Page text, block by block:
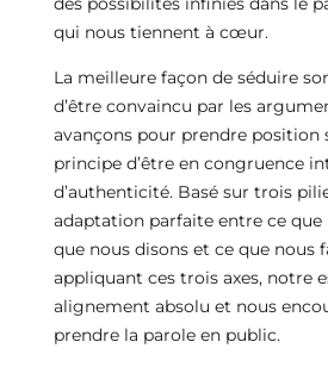
qui nous tiennent à cœur.
La meilleure façon de séduire
d’être convaincu par les
avançons pour prendre position
principe d’être en congruence
d’authenticité. Basé sur trois
adaptation parfaite entre ce que
que nous disons et ce que nous
appliquant ces trois axes, notre
alignement absolu et nous
prendre la parole en public.